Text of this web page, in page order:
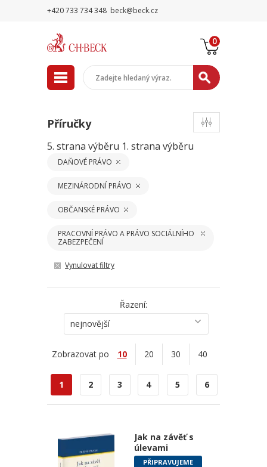
+420 733 734 348 beck@beck.cz
0
Příručky
5. strana výběru 1. strana výběru
DAŇOVÉ PRÁVO
MEZINÁRODNÍ PRÁVO
OBČANSKÉ PRÁVO
PRACOVNÍ PRÁVO A PRÁVO SOCIÁLNÍHO
ZABEZPEČENÍ
Vynulovat filtry
Řazení:
nejnovější
Zobrazovat po 10 20 30 40
1 2 3 4 5 6
Jak na závěť s
úlevami
PŘIPRAVUJEME